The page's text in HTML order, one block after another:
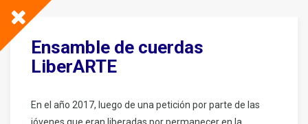
Ensamble de cuerdas
LiberARTE
En el año 2017, luego de una petición por parte de las